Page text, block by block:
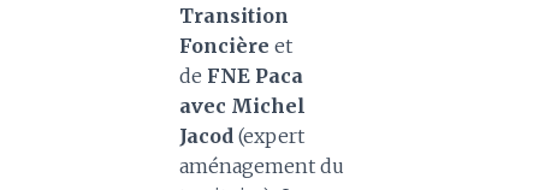
Transition
Foncière et
de FNE Paca
avec Michel
Jacod (expert
aménagement du